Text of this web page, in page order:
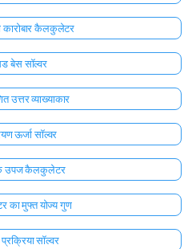
कारोबार कैलकुलेटर
बेस सॉल्वर
उत्तर व्याख्याकार
ऊर्जा सॉल्वर
उपज कैलकुलेटर
का मुफ्त योज्य गुण
प्रक्रिया सॉल्वर